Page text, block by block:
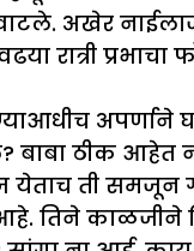
अखेर
रात्री
अपर्णाने
ठीक आहेत
येताच ती समजून
तिने काळजीने